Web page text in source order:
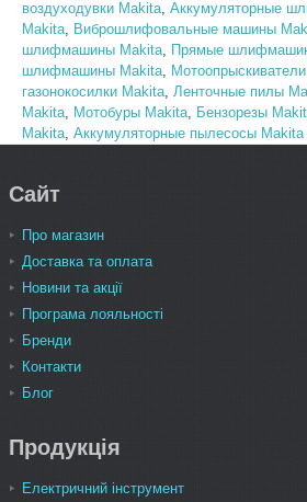
воздуходувки Makita, Аккумуляторные
Makita, Виброшлифовальные машины
шлифмашины Makita, Прямые
шлифмашины Makita,
газонокосилки Makita, Ленточные пилы
Makita, Мотобуры Makita, Бензорезы
Makita, Аккумуляторные пылесосы Makita
Сайт
Про магазин
Доставка та оплата
Новини та акції
Програма лояльності
Бренди
Контакти
Блог
Продукція
Електричний інструмент